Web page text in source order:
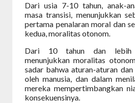
Dari usia 7-10 tahun, anak-
masa transisi, menunjukkan
pertama penalaran moral dan
kedua, moralitas otonom.
Dari
10 tahun dan lebih
menunjukkan moralitas
sadar bahwa aturan-aturan
oleh manusia, dan dalam
mereka mempertimbangkan
konsekuensinya.